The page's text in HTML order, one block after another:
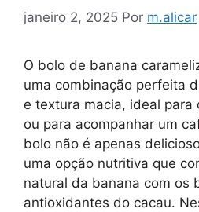
janeiro 2, 2025 Por m.alicar
O bolo de banana
uma combinação perfeita
e textura macia, ideal para
ou para acompanhar um
bolo não é apenas
uma opção nutritiva que
natural da banana com os
antioxidantes do cacau.